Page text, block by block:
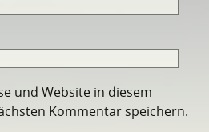
und Website in diesem
Kommentar speichern.